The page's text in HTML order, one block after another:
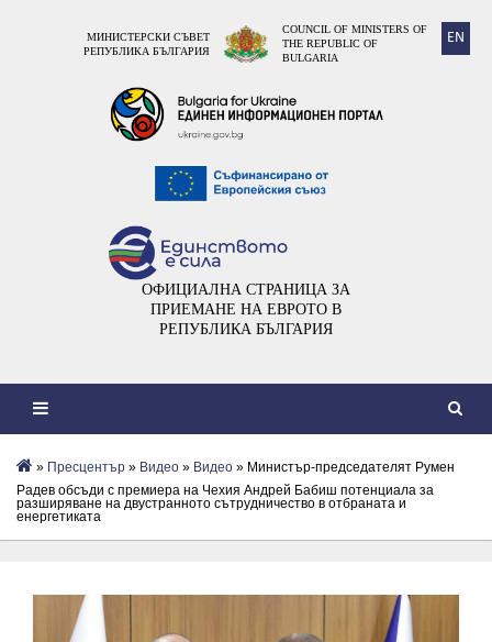
EN
МИНИСТЕРСКИ СЪВЕТ
РЕПУБЛИКА БЪЛГАРИЯ
COUNCIL OF MINISTERS OF
THE REPUBLIC OF
BULGARIA
ОФИЦИАЛНА СТРАНИЦА ЗА
ПРИЕМАНЕ НА ЕВРОТО В
РЕПУБЛИКА БЪЛГАРИЯ
» Пресцентър » Видеo » Видео » Министър-председателят Румен
Радев обсъди с премиера на Чехия Андрей Бабиш потенциала за
разширяване на двустранното сътрудничество в отбраната и
енергетиката